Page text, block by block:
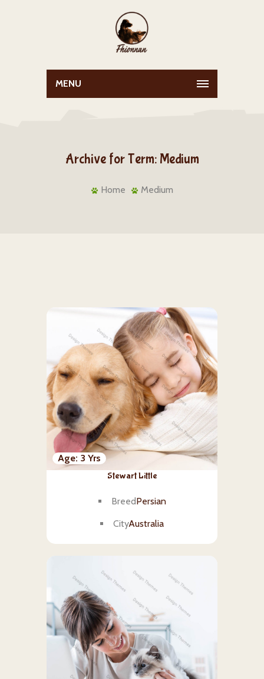
MENU
Archive for Term: Medium
Home Medium
Age 3 Yrs
Stewart Little
BreedPersian
CityAustralia